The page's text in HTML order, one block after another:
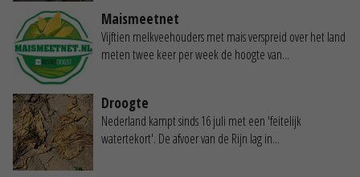
Maismeetnet
Vijftien melkveehouders met mais verspreid over het land
meten twee keer per week de hoogte van...
Droogte
Nederland kampt sinds 16 juli met een 'feitelijk
watertekort'. De afvoer van de Rijn lag in...